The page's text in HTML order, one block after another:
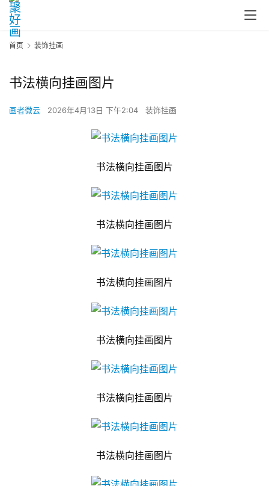
首页 装饰挂画
书法横向挂画图片
画者微云 2026年4月13日 下午2:04 装饰挂画
书法横向挂画图片
书法横向挂画图片
书法横向挂画图片
书法横向挂画图片
书法横向挂画图片
书法横向挂画图片